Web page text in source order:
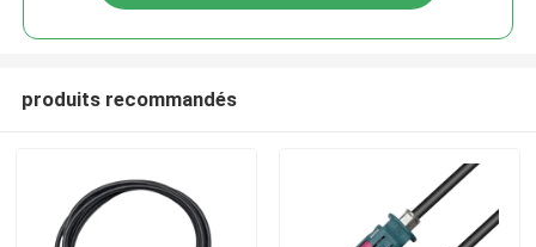
produits recommandés